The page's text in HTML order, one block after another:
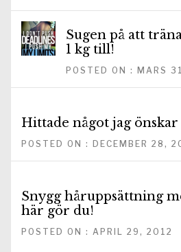
Sugen på att
1 kg till!
POSTED ON : MARS
Hittade något jag
POSTED ON : DECEMBER 28,
Snygg håruppsättning
här gör du!
POSTED ON : APRIL 29, 2012